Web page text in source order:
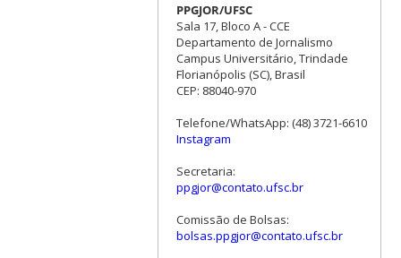
PPGJOR/UFSC
Sala 17, Bloco A - CCE
Departamento de Jornalismo
Campus Universitário, Trindade
Florianópolis (SC), Brasil
CEP: 88040-970
Telefone/WhatsApp: (48) 3721-6610
Instagram
Secretaria:
ppgjor@contato.ufsc.br
Comissão de Bolsas:
bolsas.ppgjor@contato.ufsc.br